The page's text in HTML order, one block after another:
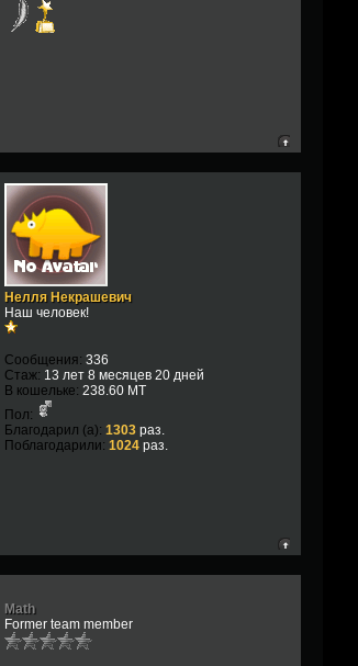
Нелля Некрашевич
Наш человек!
Сообщения: 336
Стаж: 13 лет 8 месяцев 20 дней
В кошельке: 238.60 MT
Пол:
Благодарил (а): 1303раз.
Поблагодарили: 1024раз.
Math
Former team member